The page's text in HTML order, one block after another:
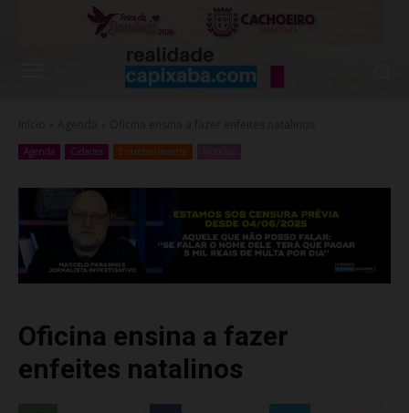
Agenda Cidades Entretenimento
Oficina ensina a fazer
enfeites natalinos